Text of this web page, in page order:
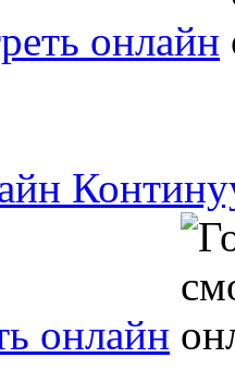
онлайн
онлайн